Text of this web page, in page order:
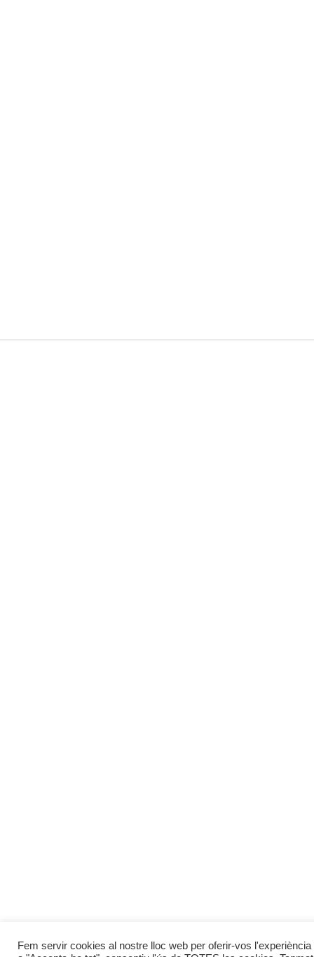
Fem servir cookies al nostre lloc web per oferir-vos